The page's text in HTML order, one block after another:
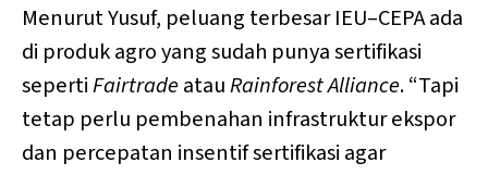
Menurut Yusuf, peluang terbesar IEU–CEPA ada
di produk agro yang sudah punya sertifikasi
sepertiFairtrade atauRainforest Alliance. “Tapi
tetap perlu pembenahan infrastruktur ekspor
dan percepatan insentif sertifikasi agar